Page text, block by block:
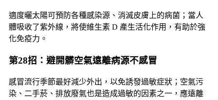
適度曬太陽可預防各種感染源、消滅皮膚上的病菌；當人
體吸收了紫外線，將使維生素 D 產生活化作用，有助於強
化免疫力。
第28招：避開髒空氣遠離病源不感冒
感冒流行季節最好減少外出，以免誘發過敏症狀；空氣污
染、二手菸、排放廢氣也是造成過敏的因素之一，應遠離